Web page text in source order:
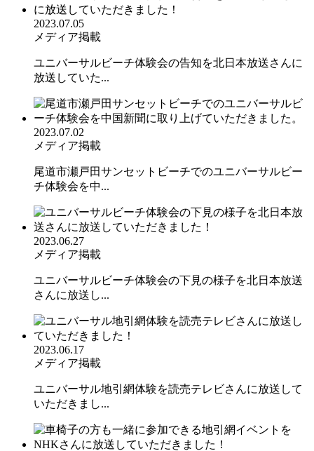
2023.07.05
メディア掲載
ユニバーサルビーチ体験会の告知を北日本放送さんに
放送していた...
2023.07.02
メディア掲載
尾道市瀬戸田サンセットビーチでのユニバーサルビー
チ体験会を中...
2023.06.27
メディア掲載
ユニバーサルビーチ体験会の下見の様子を北日本放送
さんに放送し...
2023.06.17
メディア掲載
ユニバーサル地引網体験を読売テレビさんに放送して
いただきまし...